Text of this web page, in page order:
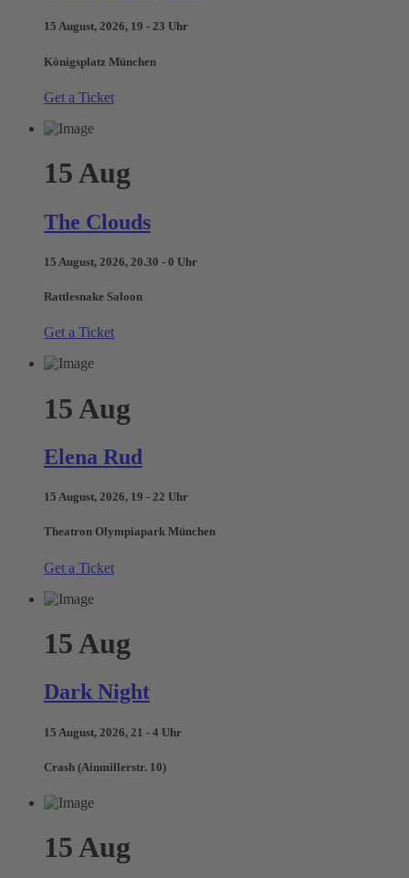
15 August, 2026, 19 - 23 Uhr
Königsplatz München
Get a Ticket
15Aug
The Clouds
15 August, 2026, 20.30 - 0 Uhr
Rattlesnake Saloon
Get a Ticket
15 Aug
Elena Rud
15 August, 2026, 19 - 22 Uhr
Theatron Olympiapark München
Get a Ticket
15 Aug
Dark Night
15 August, 2026, 21 - 4 Uhr
Crash (Ainmillerstr. 10)
15Aug